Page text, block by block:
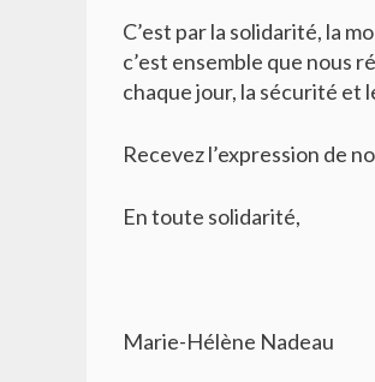
C’est par la solidarité, la
c’est ensemble que nous
chaque jour, la sécurité et
Recevez l’expression de
En toute solidarité,
Marie-Hélène Nadeau